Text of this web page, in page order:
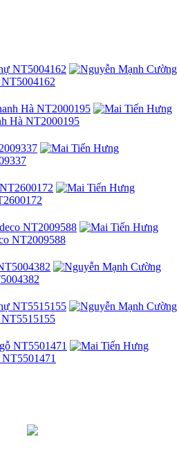
và đặt lịch khảo sát tận nơi!
Hà NT2000195
NT2009588
NT5515155